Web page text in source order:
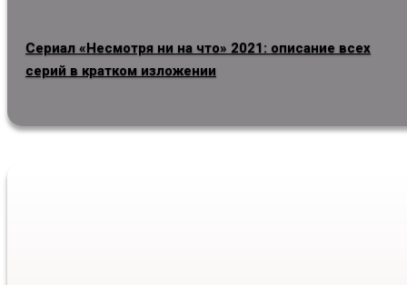
Сериал «Несмотря ни на что» 2021: описание всех
серий в кратком изложении